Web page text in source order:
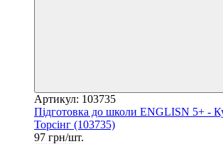
Артикул: 103735
Підготовка до школи ENGLISN 5+ -
Торсінг (103735)
97 грн/шт.